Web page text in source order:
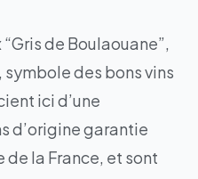
de Boulaouane”,
des bons vins
ici d’une
d’origine garantie
de la France, et sont